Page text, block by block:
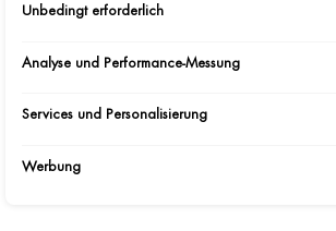
Unbedingt erforderlich
Analyse und Performance-Messung
Services und Personalisierung
Werbung